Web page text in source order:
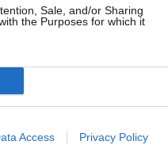
Sale, and/or Sharing
the Purposes for which it
Access Privacy Policy